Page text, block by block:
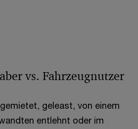
vs. Fahrzeugnutzer
geleast, von einem
entlehnt oder im